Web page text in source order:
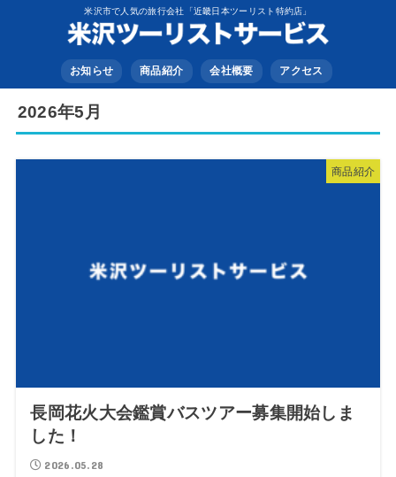
米沢市で人気の旅行会社「近畿日本ツーリスト特約店」
お知らせ 商品紹介 会社概要 アクセス
2026年5月
商品紹介
長岡花火大会鑑賞バスツアー募集開始しま
した！
2026.05.28